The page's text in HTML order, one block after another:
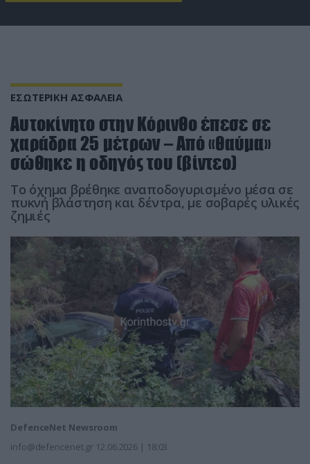
ΕΣΩΤΕΡΙΚΗ ΑΣΦΑΛΕΙΑ
Αυτοκίνητο στην Κόρινθο έπεσε σε
χαράδρα 25 μέτρων – Από «θαύμα»
σώθηκε η οδηγός του (βίντεο)
Το όχημα βρέθηκε αναποδογυρισμένο μέσα σε
πυκνή βλάστηση και δέντρα, με σοβαρές υλικές
ζημιές
DefenceNet Newsroom
info@defencenet.gr 12.06.2026 | 18:03